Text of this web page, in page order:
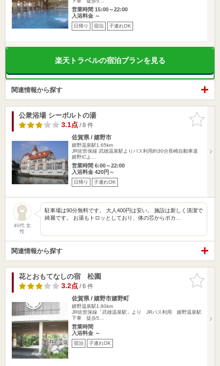
営業時間 15:00～22:00
入浴料金 ～
日帰り 宿泊 子連れOK
楽天トラベルの宿泊プランを見る
関連情報から探す
お気に入
りに追加
公衆浴場 シーボルトの湯
3.1点/ 8 件
佐賀県 / 嬉野市
嬉野温泉駅1.65km
JR佐世保線 武雄温泉駅よりバス利用約30分長崎自動車道
嬉野ICよ…
営業時間 6:00～22:00
入浴料金 420円～
日帰り 子連れOK
40代 女
性
駐車場は90分無料です。 大人400円は安い。 施設は新しく清潔で
綺麗です。 お湯もトロッとしており、体の芯からポカ…
関連情報から探す
お気に入
りに追加
花とおもてなしの宿 松園
3.2点/ 6 件
佐賀県 / 嬉野市嬉野町
嬉野温泉駅1.80km
JR佐世保線「武雄温泉駅」より JRバス利用 嬉野温泉駅
下車 徒歩5…
営業時間
入浴料金 ～
宿泊 子連れOK